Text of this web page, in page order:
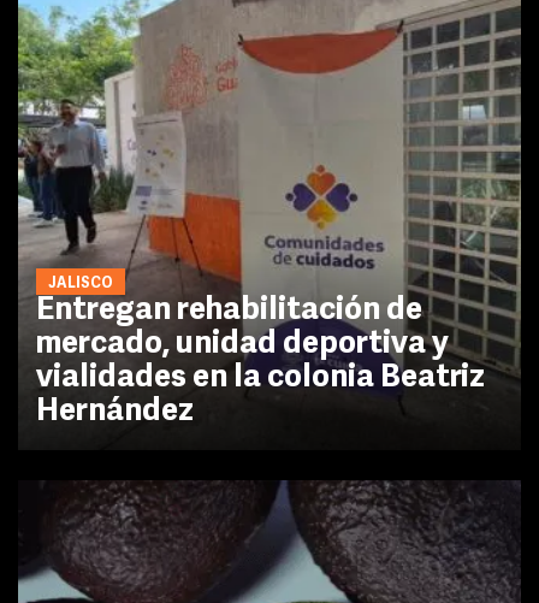
JALISCO
Entregan rehabilitación de
mercado, unidad deportiva y
vialidades en la colonia Beatriz
Hernández